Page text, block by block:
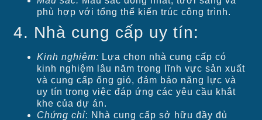
phù hợp với tổng thể kiến trúc công trình.
4. Nhà cung cấp uy tín:
Kinh nghiệm: Lựa chọn nhà cung cấp có
kinh nghiệm lâu năm trong lĩnh vực sản xuất
và cung cấp ống gió, đảm bảo năng lực và
uy tín trong việc đáp ứng các yêu cầu khắt
khe của dự án.
Chứng chỉ: Nhà cung cấp sở hữu đầy đủ